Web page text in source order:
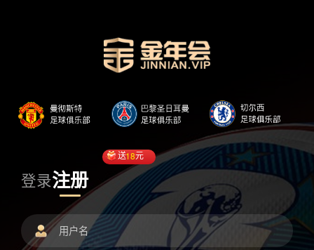
登录注册
送18元